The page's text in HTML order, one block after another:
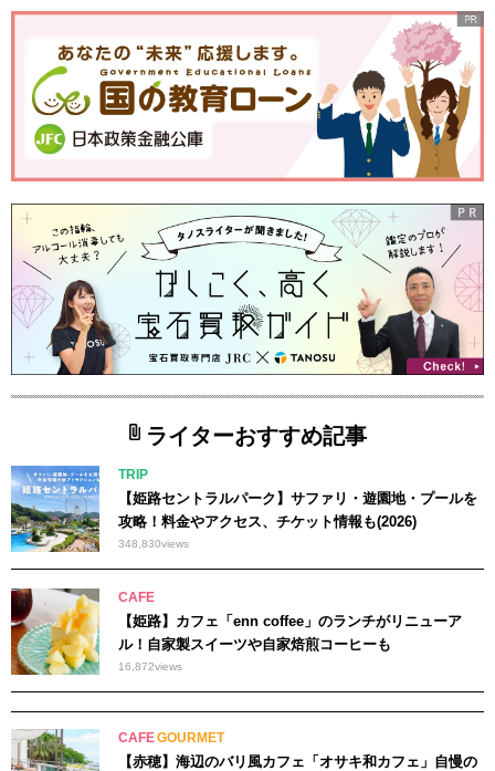
ライターおすすめ記事
TRIP
【姫路セントラルパーク】サファリ・遊園地・プールを
攻略！料金やアクセス、チケット情報も(2026)
348,830views
CAFE
【姫路】カフェ「enn coffee」のランチがリニューア
ル！自家製スイーツや自家焙煎コーヒーも
16,872views
CAFEGOURMET
【赤穂】海辺のバリ風カフェ「オサキ和カフェ」自慢の